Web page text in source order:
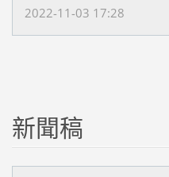
2022-11-03 17:28
新聞稿